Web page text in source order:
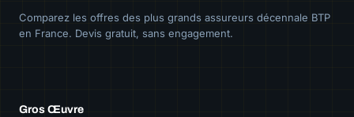
Comparez les offres des plus grands assureurs décennale BTP
en France. Devis gratuit, sans engagement.
Gros Œuvre